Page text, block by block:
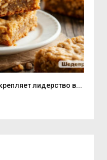
лидерство в...